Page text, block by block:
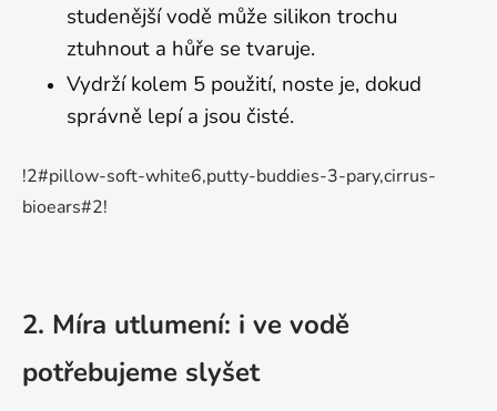
studenější vodě může silikon trochu
ztuhnout a hůře se tvaruje.
Vydrží kolem 5 použití, noste je, dokud
správně lepí a jsou čisté.
!2#pillow-soft-white6,putty-buddies-3-pary,cirrus-
bioears#2!
2. Míra utlumení: i ve vodě
potřebujeme slyšet